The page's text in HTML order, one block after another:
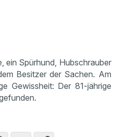
ein Spürhund, Hubschrauber
Besitzer der Sachen. Am
Gewissheit: Der 81-jährige